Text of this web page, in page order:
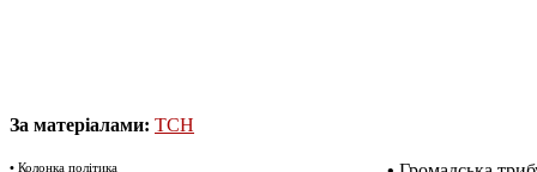
За матеріалами: ТСН
• Колонка політика